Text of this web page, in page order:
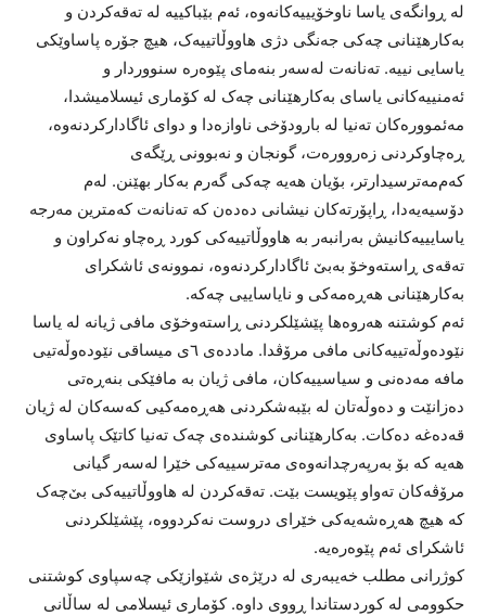
لە ڕوانگەی یاسا ناوخۆیییەکانەوە، ئەم بێباکییە لە تەقەکردن و
بەکارهێنانی چەکی جەنگی دژی هاووڵاتییەک، هیچ جۆرە پاساوێکی
یاسایی نییە. تەنانەت لەسەر بنەمای پێوەرە سنووردار و
ئەمنییەکانی یاسای بەکارهێنانی چەک لە کۆماری ئیسلامیشدا،
مەئموورەکان تەنیا لە بارودۆخی ناوازەدا و دوای ئاگادارکردنەوە،
ڕەچاوکردنی زەروورەت، گونجان و نەبوونی ڕێگەی
کەم‌مەترسیدارتر، بۆیان هەیە چەکی گەرم بەکار بهێنن. لەم
دۆسیەیەدا، ڕاپۆرتەکان نیشانی دەدەن کە تەنانەت کەمترین مەرجە
یاسایییەکانیش بەرانبەر بە هاووڵاتییەکی کورد ڕەچاو نەکراون و
تەقەی ڕاستەوخۆ بەبێ ئاگادارکردنەوە، نموونەی ئاشکرای
بەکارهێنانی هەڕەمەکی و نایاساییی چەکە.
ئەم کوشتنە هەروەها پێشێلکردنی ڕاستەوخۆی مافی ژیانە لە یاسا
نێودەوڵەتییەکانی مافی مرۆڤدا. ماددەی ٦ی میساقی نێودەوڵەتیی
مافە مەدەنی و سیاسییەکان، مافی ژیان بە مافێکی بنەڕەتی
دەزانێت و دەوڵەتان لە بێبەشکردنی هەڕەمەکیی کەسەکان لە ژیان
قەدەغە دەکات. بەکارهێنانی کوشندەی چەک تەنیا کاتێک پاساوی
هەیە کە بۆ بەرپەرچدانەوەی مەترسییەکی خێرا لەسەر گیانی
مرۆڤەکان تەواو پێویست بێت. تەقەکردن لە هاووڵاتییەکی بێ‌چەک
کە هیچ هەڕەشەیەکی خێرای دروست نەکردووە، پێشێلکردنی
ئاشکرای ئەم پێوەرەیە.
کوژرانی مطلب خەیبەری لە درێژەی شێوازێکی چەسپاوی کوشتنی
حکوومی لە کوردستاندا ڕووی داوە. کۆماری ئیسلامی لە ساڵانی